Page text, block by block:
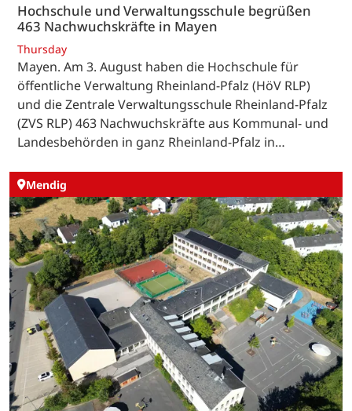
Hochschule und Verwaltungsschule begrüßen
463 Nachwuchskräfte in Mayen
Thursday
Mayen. Am 3. August haben die Hochschule für
öffentliche Verwaltung Rheinland-Pfalz (HöV RLP)
und die Zentrale Verwaltungsschule Rheinland-Pfalz
(ZVS RLP) 463 Nachwuchskräfte aus Kommunal- und
Landesbehörden in ganz Rheinland-Pfalz in…
Mendig